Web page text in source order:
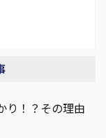
り！？その理由